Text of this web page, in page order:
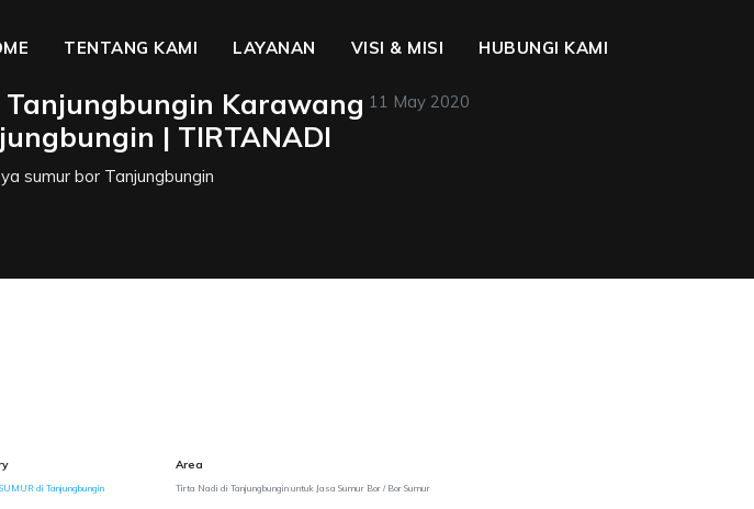
TENTANG KAMI LAYANAN VISI & MISI HUBUNGI KAMI
11 May 2020
Karawang
| TIRTANADI
sumur bor Tanjungbungin
di Tanjungbungin
Area
Tirta Nadi di Tanjungbungin untuk Jasa Sumur Bor / Bor Sumur